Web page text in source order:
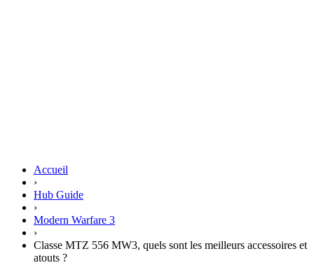
Accueil
›
Hub Guide
›
Modern Warfare 3
›
Classe MTZ 556 MW3, quels sont les meilleurs accessoires et
atouts ?